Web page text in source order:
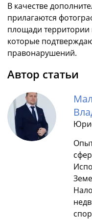
В качестве
прилагаются
площади территории
которые
правонарушений.
Автор статьи